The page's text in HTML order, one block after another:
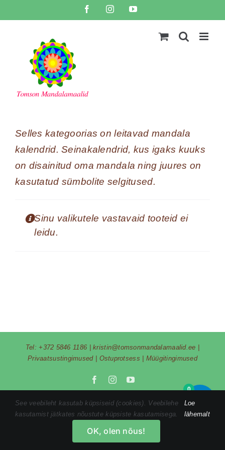
to
FacebookInstagramYouTube
Selles kategoorias on leitavad mandala
kalendrid. Seinakalendrid, kus igaks kuuks
on disainitud oma mandala ning juures on
kasutatud sümbolite selgitused.
Sinu valikutele vastavaid tooteid ei
leidu.
Tel: +372 5846 1186 |kristin@tomsonmandalamaalid.ee |
Privaatsustingimused| Ostuprotsess | Müügitingimused
FacebookInstagramYouTube
0
See veebileht kasutab küpsiseid (cookies). Veebilehe
kasutamist jätkates nõustute küpsiste kasutamisega.
Loe
lähemalt
OK, olen nõus!